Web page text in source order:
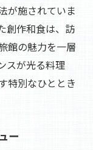
が施されていま
創作和食は、訪
館の魅力を一層
スが光る料理
特別なひととき
ー